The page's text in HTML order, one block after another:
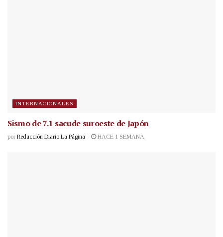
INTERNACIONALES
Sismo de 7.1 sacude suroeste de Japón
por Redacción Diario La Página HACE 1 SEMANA